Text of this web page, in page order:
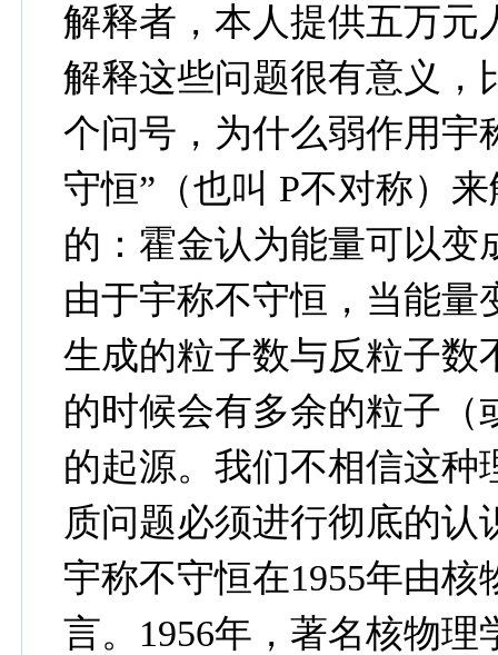
解释者，本人提供五万元
解释这些问题很有意义，
个问号，为什么弱作用宇
守恒”（也叫 P不对称）
的：霍金认为能量可以变
由于宇称不守恒，当能量
生成的粒子数与反粒子数
的时候会有多余的粒子（
的起源。我们不相信这种
质问题必须进行彻底的
宇称不守恒在1955年由
言。1956年，著名核物